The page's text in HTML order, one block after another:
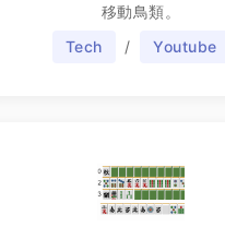
移動鳥類。
Tech
/ Youtube